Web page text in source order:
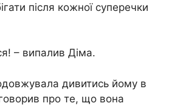
після кожної суперечки
– випалив Діма.
дивитись йому в
про те, що вона